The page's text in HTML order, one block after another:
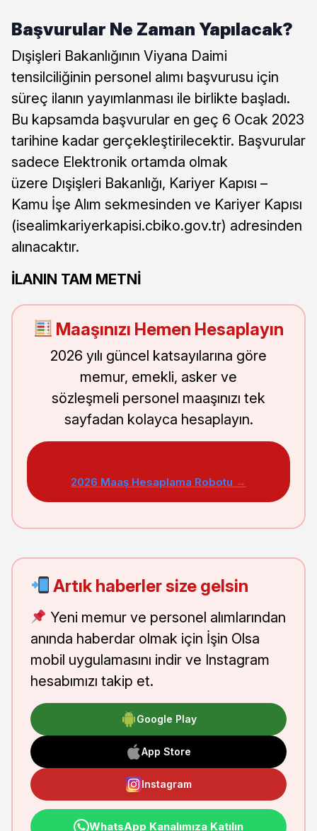
Başvurular Ne Zaman Yapılacak?
Dışişleri Bakanlığının Viyana Daimi
tensilciliğinin personel alımı başvurusu için
süreç ilanın yayımlanması ile birlikte başladı.
Bu kapsamda başvurular en geç 6 Ocak 2023
tarihine kadar gerçekleştirilecektir. Başvurular
sadece Elektronik ortamda olmak
üzere Dışişleri Bakanlığı, Kariyer Kapısı –
Kamu İşe Alım sekmesinden ve Kariyer Kapısı
(isealimkariyerkapisi.cbiko.gov.tr) adresinden
alınacaktır.
İLANIN TAM METNİ
Maaşınızı Hemen Hesaplayın
2026 yılı güncel katsayılarına göre
memur, emekli, asker ve
sözleşmeli personel maaşınızı tek
sayfadan kolayca hesaplayın.
2026 Maaş Hesaplama Robotu →
Artık haberler size gelsin
Yeni memur ve personel alımlarından
anında haberdar olmak için İşin Olsa
mobil uygulamasını indir ve Instagram
hesabımızı takip et.
Google Play
App Store
Instagram
WhatsApp Kanalımıza Katılın